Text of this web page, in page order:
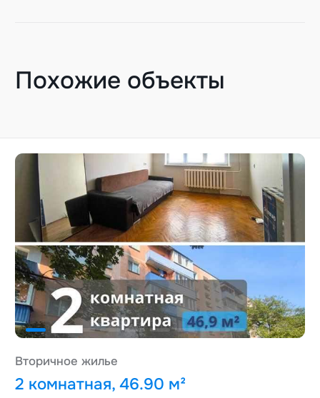
Похожие объекты
Вторичное жилье
2 комнатная, 46.90 м²